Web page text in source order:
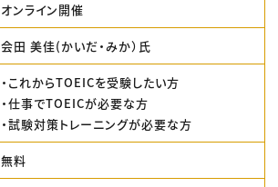
オンライン開催
会田 美佳(かいだ・みか）氏
・これからTOEICを受験したい方
・仕事でTOEICが必要な方
・試験対策トレーニングが必要な方
無料